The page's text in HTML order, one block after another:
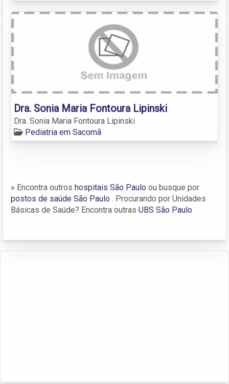
Dra. Sonia Maria Fontoura Lipinski
Dra. Sonia Maria Fontoura Lipinski
Pediatria em Sacomã
» Encontra outros hospitais São Paulo ou busque por
postos de saúde São Paulo . Procurando por Unidades
Básicas de Saúde? Encontra outras UBS São Paulo